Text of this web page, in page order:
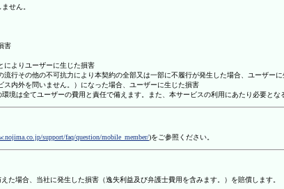
せん。
害
によりユーザーに生じた損害
行その他の不可抗力により本契約の全部又は一部に不履行が発生した場合、ユーザー
内外を問いません。）になった場合、ユーザーに生じた損害
境は全てユーザーの費用と責任で備えます。また、本サービスの利用にあたり必要とな
support/faq/question/mobile_member/)をご参照ください。
た場合、当社に発生した損害（逸失利益及び弁護士費用を含みます。）を賠償します。